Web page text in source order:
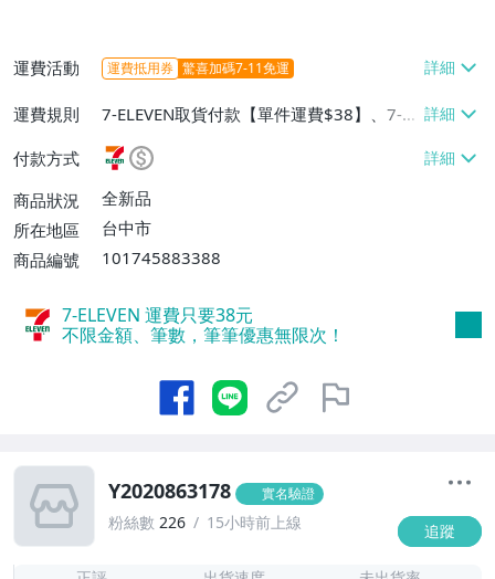
運費活動 運費抵用券 驚喜加碼7-11免運
運費規則
7-ELEVEN取貨付款【單件運費$38】、7-EL
EVEN取貨不付款【單件運費$38】、郵局掛
號【單件運費$60】
付款方式
商品狀況
全新品
所在地區
台中市
商品編號
101745883388
7-ELEVEN 運費只要38元
不限金額、筆數，筆筆優惠無限次！
Y2020863178 實名驗證
粉絲數 226 15小時前上線 追蹤